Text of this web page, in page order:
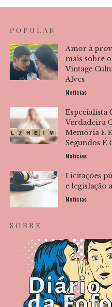
POPULAR
Amor à
mais sobre
Vintage
Alves
Notícias
Especialista
Verdadeira
Memória E
Segundos É
Notícias
Licitações
e legislação
Notícias
SOBRE